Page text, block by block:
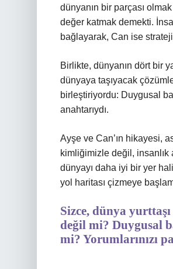
dünyanın bir parçası
değer katmak demekti.
bağlayarak, Can ise
Birlikte, dünyanın dört bir
dünyaya taşıyacak
birleştiriyordu: Duygusal
anahtarıydı.
Ayşe ve Can’ın hikayesi,
kimliğimizle değil, insanlık
dünyayı daha iyi bir yer
yol haritası çizmeye
Sizce, dünya
değil mi? Duygusal
mi? Yorumlarınızı